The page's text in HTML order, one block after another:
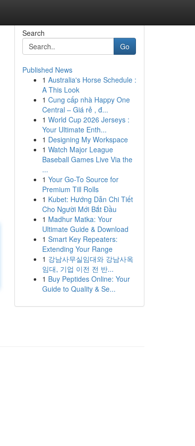
Search
Go
Published News
1 Australia's Horse Schedule :
A This Look
1 Cung cấp nhà Happy One
Central – Giá rẻ , đ...
1 World Cup 2026 Jerseys :
Your Ultimate Enth...
1 Designing My Workspace
1 Watch Major League
Baseball Games Live Via the
...
1 Your Go-To Source for
Premium Till Rolls
1 Kubet: Hướng Dẫn Chi Tiết
Cho Người Mới Bắt Đầu
1 Madhur Matka: Your
Ultimate Guide & Download
1 Smart Key Repeaters:
Extending Your Range
1 강남사무실임대와 강남사옥
임대, 기업 이전 전 반...
1 Buy Peptides Online: Your
Guide to Quality & Se...